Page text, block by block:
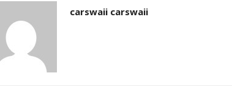
carswaii carswaii